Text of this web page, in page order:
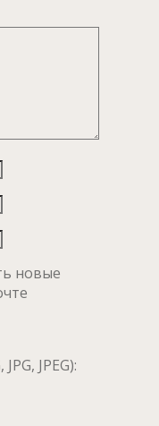
новые
JPEG):